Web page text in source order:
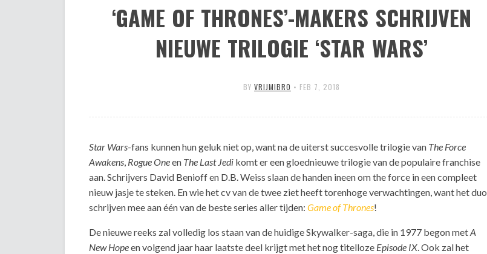
‘GAME OF THRONES’-MAKERS SCHRIJVEN
NIEUWE TRILOGIE ‘STAR WARS’
BY VRIJMIBRO • FEB 7, 2018
Star Wars-fans kunnen hun geluk niet op, want na de uiterst succesvolle trilogie van The Force
Awakens, Rogue Oneen The Last Jedi komt er een gloednieuwe trilogie van de populaire franchise
aan. Schrijvers David Benioff en D.B. Weiss slaan de handen ineen om the force in een compleet
nieuw jasje te steken. En wie het cv van de twee ziet heeft torenhoge verwachtingen, want het duo
schrijven mee aan één van de beste series aller tijden: Game of Thrones!
De nieuwe reeks zal volledig los staan van de huidige Skywalker-saga, die in 1977 begon metA
New Hopeen volgend jaar haar laatste deel krijgt met het nog titelloze Episode IX. Ook zal het